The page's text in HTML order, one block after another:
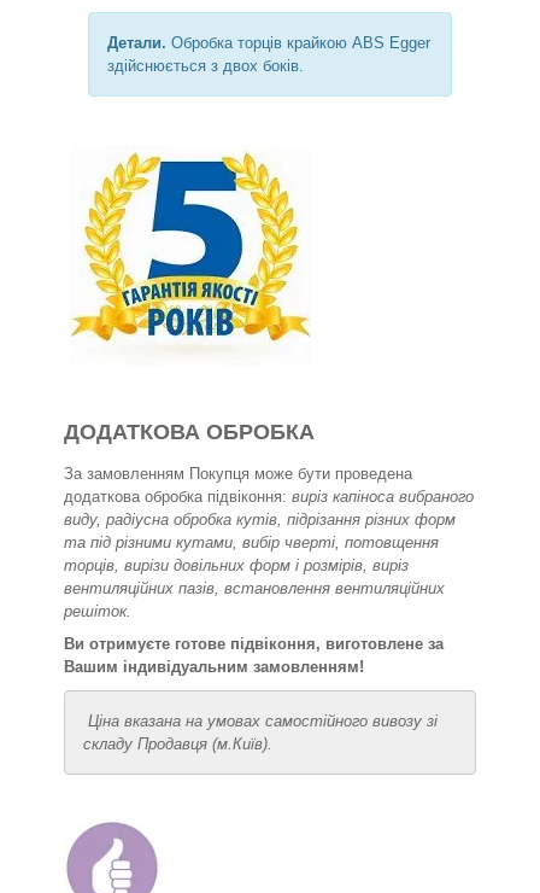
Детали. Обробка торців крайкою ABS Egger
здійснюється з двох боків.
ДОДАТКОВА ОБРОБКА
За замовленням Покупця може бути проведена
додаткова обробка підвіконня: виріз капіноса вибраного
виду, радіусна обробка кутів, підрізання різних форм
та під різними кутами, вибір чверті, потовщення
торців, вирізи довільних форм і розмірів, виріз
вентиляційних пазів, встановлення вентиляційних
решіток.
Ви отримуєте готове підвіконня, виготовлене за
Вашим індивідуальним замовленням!
Ціна вказана на умовах самостійного вивозу зі
складу Продавця (м.Київ).